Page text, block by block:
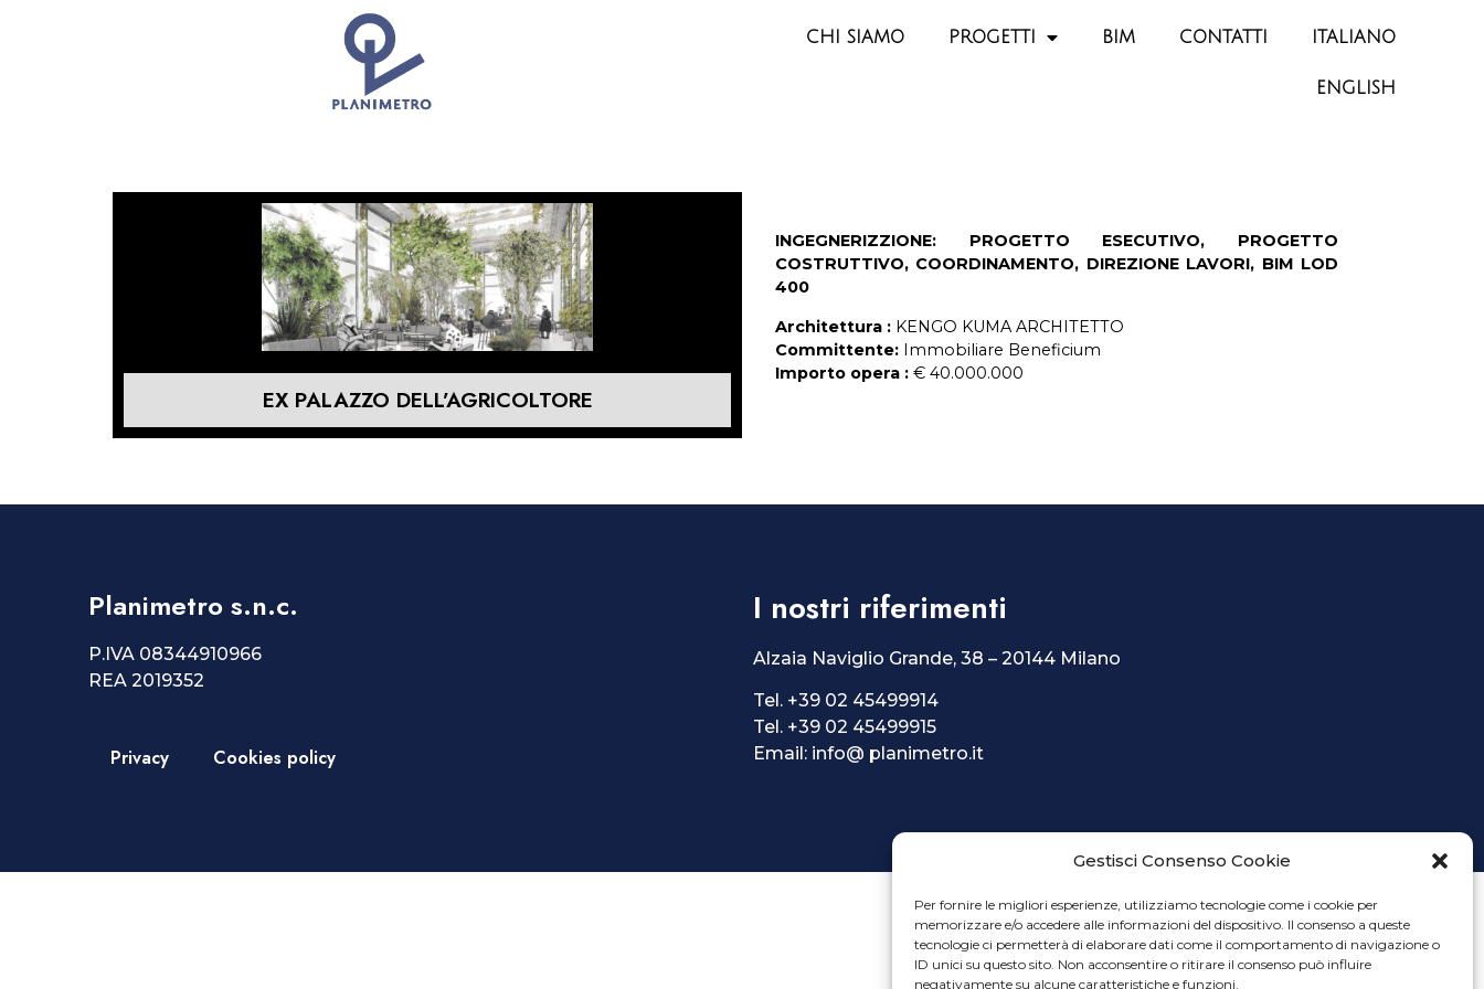
Gestisci Consenso Cookie
Per fornire le migliori esperienze, utilizziamo tecnologie come i cookie per
memorizzare e/o accedere alle informazioni del dispositivo. Il consenso a queste
tecnologie ci permetterà di elaborare dati come il comportamento di navigazione o
ID unici su questo sito. Non acconsentire o ritirare il consenso può influire
negativamente su alcune caratteristiche e funzioni.
CHI SIAMO PROGETTI BIM CONTATTI ITALIANO
ENGLISH
EX PALAZZO DELL’AGRICOLTORE
INGEGNERIZZIONE: PROGETTO ESECUTIVO, PROGETTO
COSTRUTTIVO, COORDINAMENTO, DIREZIONE LAVORI, BIM LOD
400
Architettura : KENGO KUMA ARCHITETTO
Committente: Immobiliare Beneficium
Importo opera : € 40.000.000
Planimetro s.n.c.
P.IVA 08344910966
REA 2019352
Privacy Cookies policy
I nostri riferimenti
Alzaia Naviglio Grande, 38 – 20144 Milano
Tel. +39 02 45499914
Tel. +39 02 45499915
Email: info@ planimetro.it